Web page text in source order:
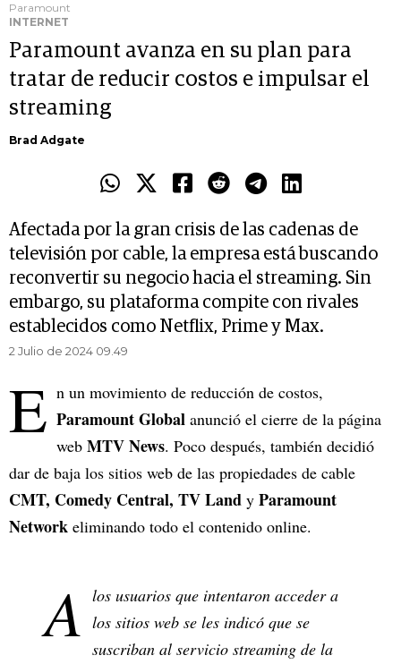
Paramount
INTERNET
Paramount avanza en su plan para
tratar de reducir costos e impulsar el
streaming
Brad Adgate
Afectada por la gran crisis de las cadenas de
televisión por cable, la empresa está buscando
reconvertir su negocio hacia el streaming. Sin
embargo, su plataforma compite con rivales
establecidos como Netflix, Prime y Max.
2 Julio de 2024 09.49
E n un movimiento de reducción de costos,
Paramount Global anunció el cierre de la página
web MTV News. Poco después, también decidió
dar de baja los sitios web de las propiedades de cable
CMT, Comedy Central, TV Land y Paramount
Network eliminando todo el contenido online.
A los usuarios que intentaron acceder a
los sitios web se les indicó que se
suscriban al servicio streaming de la